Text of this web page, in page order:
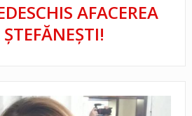
AFACEREA